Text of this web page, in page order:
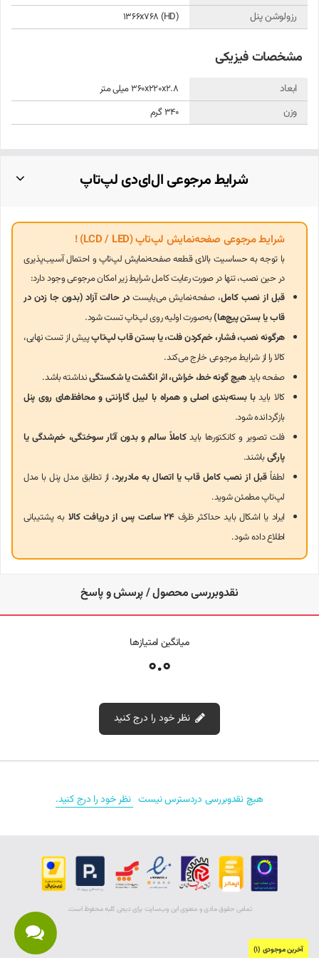
آخرین موجودی (1)
مشخصات فنی و خصوصیات ال‌ای‌دی لپ‌تاپ ۱۵.۶
اینچ ۳۰ پین (اسلیم | براق)
اندازه
۱۵.۶ اینچ
وضوح تصویر
نوع پنل
LED - TFT - Slim
نوع کانکتور
۳۰ پین - پایین راست
براق (Glossy)
سازنده
BOE
لیست دستگاه‌های سازگار
Asus X550C / X550V / X550VX
سری Asus X550CA / CC (با بررسی بیشتر)
محصولات مرتبط در دیجی‌کلبه
برای مشاهده و خرید سایر پنل‌های نمایشگر لپ‌تاپ می‌توانید به لینک زیر در
رزولوشن پنل 1366x768 (HD)
مشخصات فیزیکی
ابعاد 360x220x2.8 میلی متر
وزن 340 گرم
شرایط مرجوعی ال‌ای‌دی لپ‌تاپ
شرایط مرجوعی صفحه‌نمایش لپ‌تاپ (LCD / LED) !
با توجه به حساسیت بالای قطعه صفحه‌نمایش لپ‌تاپ و احتمال آسیب‌پذیری
در حین نصب، تنها در صورت رعایت کامل شرایط زیر امکان مرجوعی وجود دارد:
قبل از نصب کامل، صفحه‌نمایش می‌بایست در حالت آزاد (بدون جا زدن در
قاب یا بستن پیچ‌ها)به‌صورت اولیه روی لپ‌تاپ تست شود.
هرگونه نصب، فشار، خم‌کردن فلت، یا بستن قاب لپ‌تاپپیش از تست نهایی،
کالا را از شرایط مرجوعی خارج می‌کند.
صفحه بایدهیچ گونه خط، خراش، اثر انگشت یا شکستگینداشته باشد.
کالا بایدبا بسته‌بندی اصلی و همراه با لیبل گارانتی و محافظ‌های روی پنل
بازگردانده شود.
فلت تصویر و کانکتورها بایدکاملاً سالم و بدون آثار سوختگی، خم‌شدگی یا
پارگیباشند.
لطفاًقبل از نصب کامل قاب یا اتصال به مادربرد، از تطابق مدل پنل با مدل
لپ‌تاپ مطمئن شوید.
ایراد یا اشکال باید حداکثر ظرف۲۴ ساعت پس از دریافت کالا
به پشتیبانی
اطلاع داده شود.
نقدوبررسی محصول / پرسش و پاسخ
میانگین امتیازها
0.0
نظر خود را درج کنید
نقد و بررسی‌‌ (0)
هیچ نقدوبررسی دردسترس نیست نظر خود را درج کنید.
تمامی حقوق مادی و معنوی اين وب‌سايت برای دیجی کلبه محفوظ است.